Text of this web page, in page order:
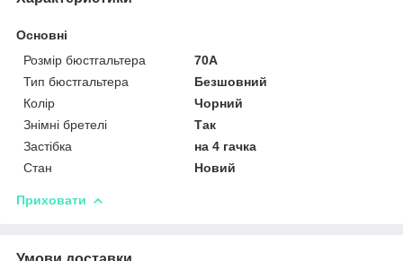
Основні
Розмір бюстгальтера
70A
Тип бюстгальтера
Безшовний
Колір
Чорний
Знімні бретелі
Так
Застібка
на 4 гачка
Стан
Новий
Приховати